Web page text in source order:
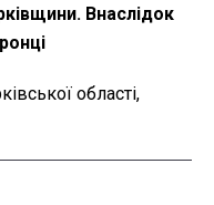
Внаслідок
області,